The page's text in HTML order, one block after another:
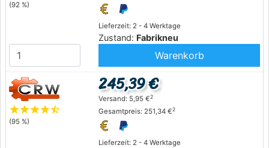
(92 %)
Lieferzeit: 2 - 4 Werktage
Zustand: Fabrikneu
Warenkorb
starstarstarstarstar_half
(95 %)
Lieferzeit: 2 - 4 Werktage
245,39 €
Versand: 5,95 €2
Gesamtpreis: 251,34 €2